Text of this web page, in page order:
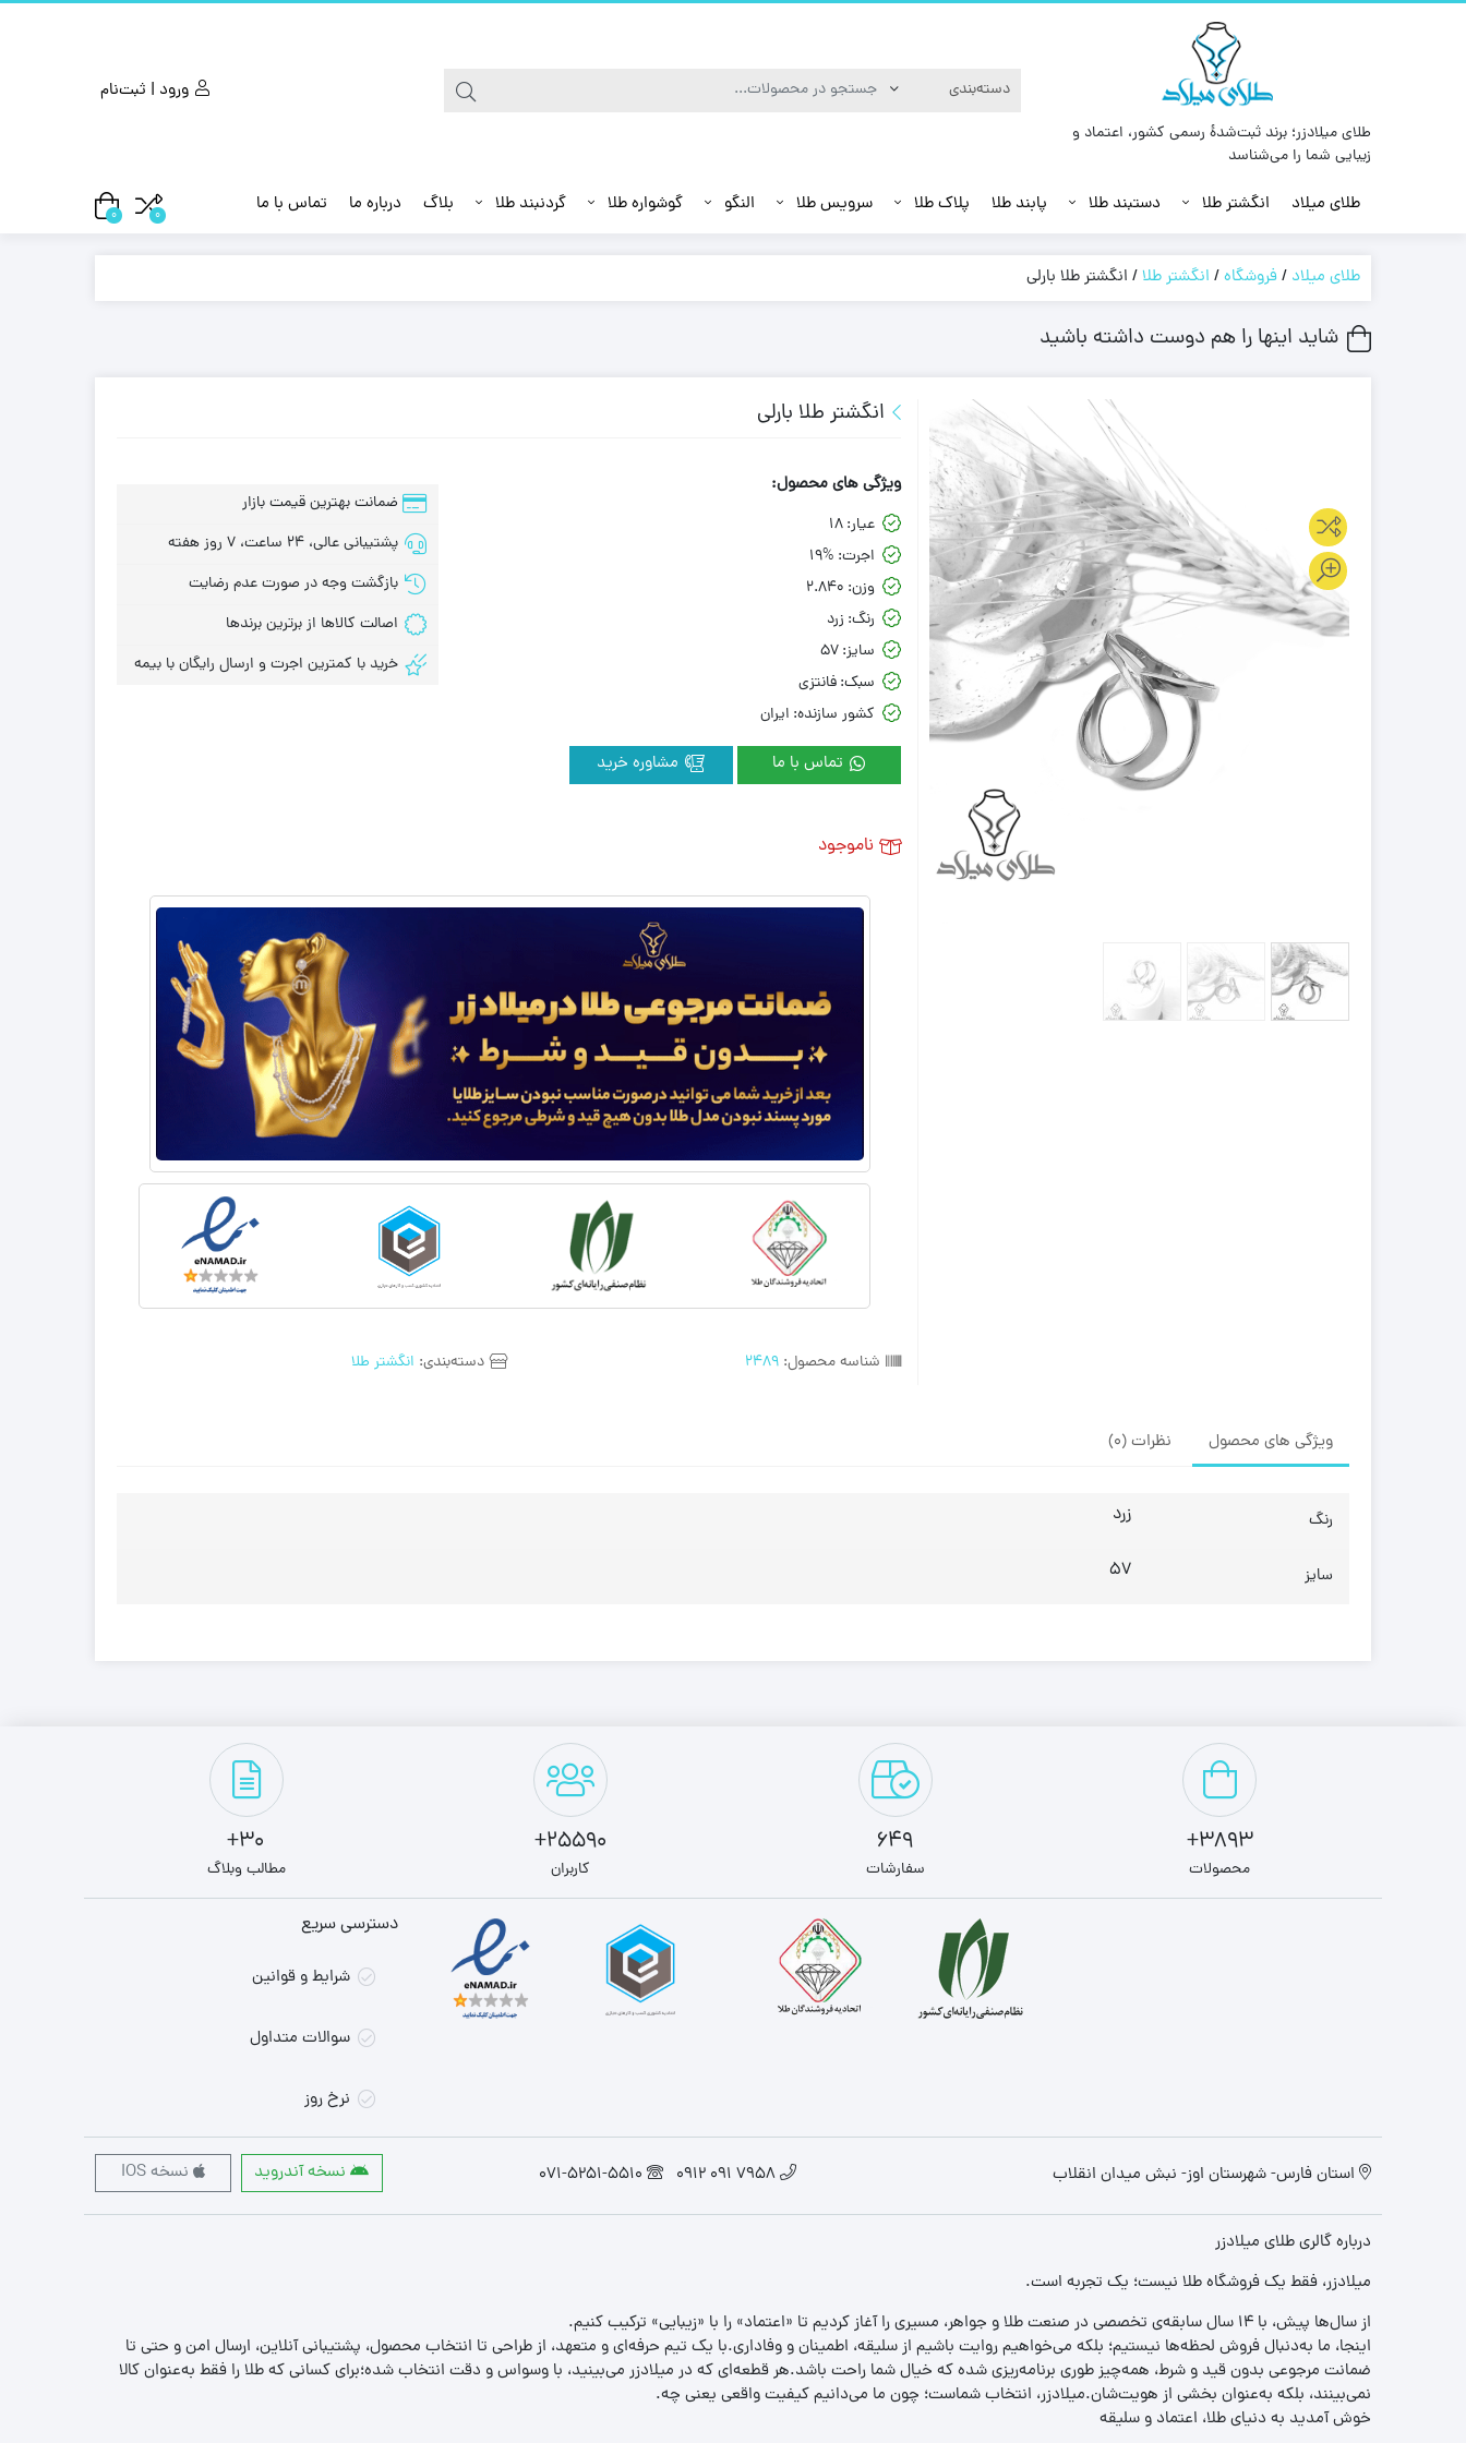
طلای میلادزر؛ برند ثبت‌شدهٔ رسمی کشور، اعتماد و
زیبایی شما را می‌شناسد
ورود | ثبت‌نام
طلای میلاد انگشتر طلا دستبند طلا پابند طلا پلاک طلا سرویس طلا النگو گوشواره طلا گردنبند طلا بلاگ درباره ما تماس با ما 0
0
طلای میلاد /فروشگاه/ انگشتر طلا/ انگشتر طلا بارلی
شاید اینها را هم دوست داشته باشید
انگشتر طلا بارلی
شناسه محصول:2489 دسته‌بندی: انگشتر طلا
ویژگی های محصول:
عیار: 18
اجرت: 19%
وزن: 2.840
رنگ: زرد
سایز: 57
سبک: فانتزی
کشور سازنده: ایران
تماس با ما
ضمانت بهترین قیمت بازار
پشتیبانی عالی، 24 ساعت، 7 روز هفته
بازگشت وجه در صورت عدم رضایت
اصالت کالاها از برترین برندها
خرید با کمترین اجرت و ارسال رایگان با بیمه
ناموجود
ویژگی های محصول نظرات (0)
رنگ زرد
سایز 57
3893+
محصولات
649
سفارشات
25590+
کاربران
30+
مطالب وبلاگ
دسترسی سریع
شرایط و قوانین
سوالات متداول
نرخ روز
استان فارس- شهرستان اوز- نبش میدان انقلاب 7958 091 0912
071-5251-5510 نسخه آندروید نسخه IOS
درباره گالری طلای میلادزر
میلادزر، فقط یک فروشگاه طلا نیست؛ یک تجربه‌ است.
از سال‌ها پیش، با ۱۴ سال سابقه‌ی تخصصی در صنعت طلا و جواهر، مسیری را آغاز کردیم تا «اعتماد» را با «زیبایی» ترکیب کنیم.
اینجا، ما به‌دنبال فروش لحظه‌ها نیستیم؛ بلکه می‌خواهیم روایت باشیم از سلیقه، اطمینان و وفاداری.با یک تیم حرفه‌ای و متعهد، از طراحی تا انتخاب محصول، پشتیبانی آنلاین، ارسال امن و حتی تا
ضمانت مرجوعی بدون قید و شرط، همه‌چیز طوری برنامه‌ریزی شده که خیال شما راحت باشد.هر قطعه‌ای که در میلادزر می‌بینید، با وسواس و دقت انتخاب شده؛برای کسانی که طلا را فقط به‌عنوان کالا
نمی‌بینند، بلکه به‌عنوان بخشی از هویت‌شان.میلادزر، انتخاب شماست؛ چون ما می‌دانیم کیفیت واقعی یعنی چه.
خوش آمدید به دنیای طلا، اعتماد و سلیقه